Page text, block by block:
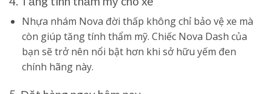
Nhựa nhám Nova đời thấp không chỉ bảo vệ xe mà
còn giúp tăng tính thẩm mỹ. Chiếc Nova Dash của
bạn sẽ trở nên nổi bật hơn khi sở hữu yếm đen
chính hãng này.